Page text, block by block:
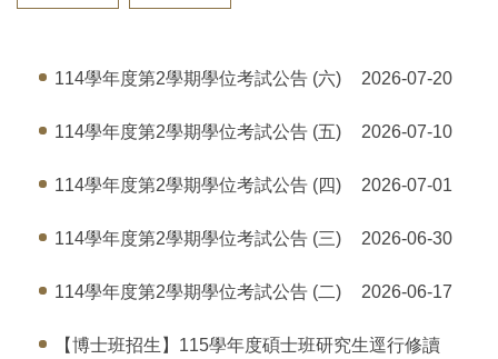
114學年度第2學期學位考試公告 (六) 2026-07-20
114學年度第2學期學位考試公告 (五) 2026-07-10
114學年度第2學期學位考試公告 (四) 2026-07-01
114學年度第2學期學位考試公告 (三) 2026-06-30
114學年度第2學期學位考試公告 (二) 2026-06-17
【博士班招生】115學年度碩士班研究生逕行修讀